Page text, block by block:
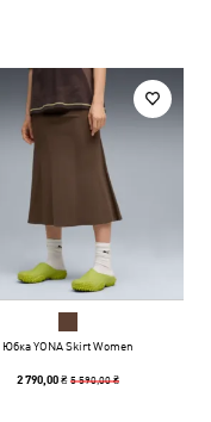
Юбка YONA Skirt Women
2 790,00 ₴5 590,00 ₴